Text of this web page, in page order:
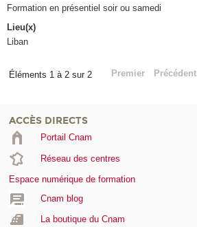
Formation en présentiel soir ou samedi
Lieu(x)
Liban
Éléments 1 à 2 sur 2 Premier Précédent
ACCÈS DIRECTS
Portail Cnam
Réseau des centres
Espace numérique de formation
Cnam blog
La boutique du Cnam